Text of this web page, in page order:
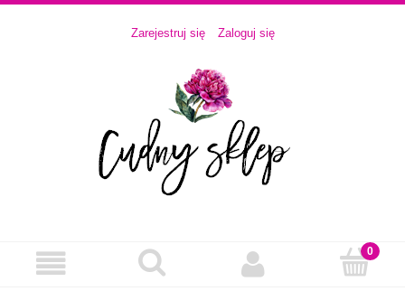
Zarejestruj się Zaloguj się